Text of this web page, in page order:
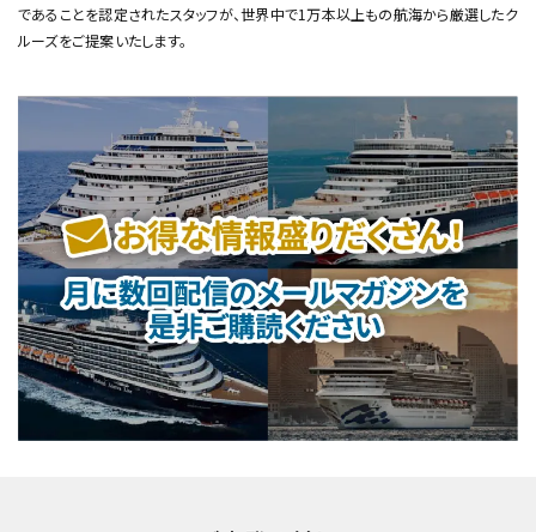
であることを認定されたスタッフが、世界中で1万本以上もの航海から厳選したク
ルーズをご提案いたします。